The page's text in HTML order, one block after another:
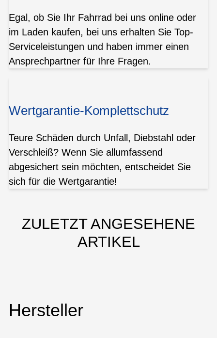
Egal, ob Sie Ihr Fahrrad bei uns online oder
im Laden kaufen, bei uns erhalten Sie Top-
Serviceleistungen und haben immer einen
Ansprechpartner für Ihre Fragen.
Wertgarantie-Komplettschutz
Teure Schäden durch Unfall, Diebstahl oder
Verschleiß? Wenn Sie allumfassend
abgesichert sein möchten, entscheidet Sie
sich für die Wertgarantie!
ZULETZT ANGESEHENE
ARTIKEL
Hersteller